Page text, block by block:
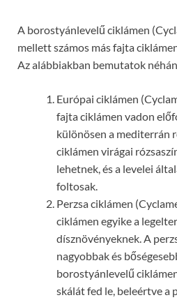
A borostyánlevelű ciklámen
mellett számos más fajta
Az alábbiakban bemutatok
Európai ciklámen
fajta ciklámen vadon
különösen a mediterrán
ciklámen virágai
lehetnek, és a levelei
foltosak.
Perzsa ciklámen
ciklámen egyike a
dísznövényeknek. A
nagyobbak és
borostyánlevelű
skálát fed le, beleértve a